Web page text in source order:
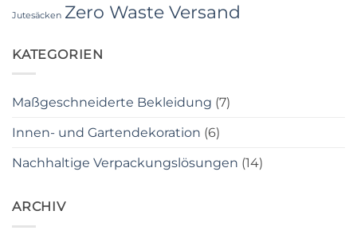
Jutesäcken Zero Waste Versand
KATEGORIEN
Maßgeschneiderte Bekleidung (7)
Innen- und Gartendekoration (6)
Nachhaltige Verpackungslösungen (14)
ARCHIV